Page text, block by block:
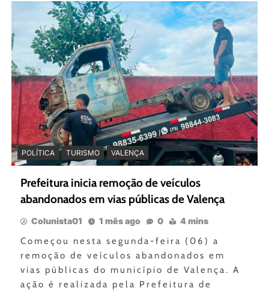
POLÍTICA TURISMO VALENÇA
Prefeitura inicia remoção de veículos
abandonados em vias públicas de Valença
Colunista01 1 mês ago 0 4 mins
Começou nesta segunda-feira (06) a
remoção de veículos abandonados em
vias públicas do município de Valença. A
ação é realizada pela Prefeitura de